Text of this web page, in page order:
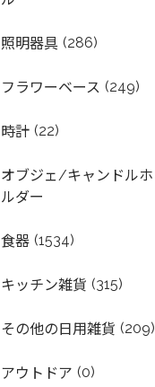
照明器具 (286)
フラワーベース (249)
時計 (22)
オブジェ/キャンドルホ
ルダー
食器 (1534)
キッチン雑貨 (315)
その他の日用雑貨 (209)
アウトドア (0)